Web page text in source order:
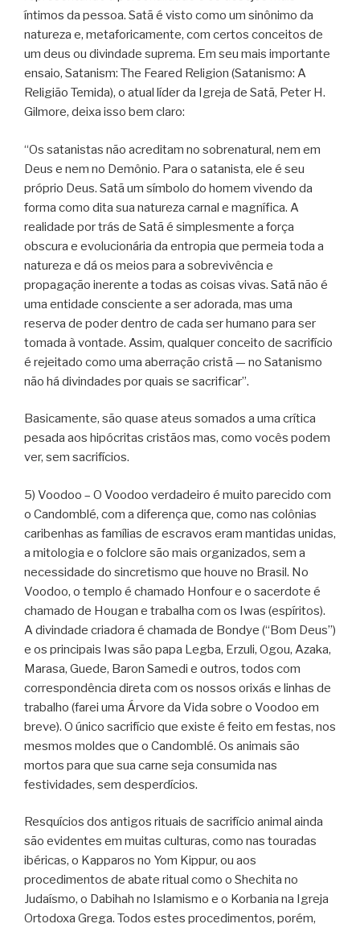
íntimos da pessoa. Satã é visto como um sinônimo da
natureza e, metaforicamente, com certos conceitos de
um deus ou divindade suprema. Em seu mais importante
ensaio, Satanism: The Feared Religion (Satanismo: A
Religião Temida), o atual líder da Igreja de Satã, Peter H.
Gilmore, deixa isso bem claro:
“Os satanistas não acreditam no sobrenatural, nem em
Deus e nem no Demônio. Para o satanista, ele é seu
próprio Deus. Satã um símbolo do homem vivendo da
forma como dita sua natureza carnal e magnífica. A
realidade por trás de Satã é simplesmente a força
obscura e evolucionária da entropia que permeia toda a
natureza e dá os meios para a sobrevivência e
propagação inerente a todas as coisas vivas. Satã não é
uma entidade consciente a ser adorada, mas uma
reserva de poder dentro de cada ser humano para ser
tomada à vontade. Assim, qualquer conceito de sacrifício
é rejeitado como uma aberração cristã — no Satanismo
não há divindades por quais se sacrificar”.
Basicamente, são quase ateus somados a uma crítica
pesada aos hipócritas cristãos mas, como vocês podem
ver, sem sacrifícios.
5) Voodoo – O Voodoo verdadeiro é muito parecido com
o Candomblé, com a diferença que, como nas colônias
caribenhas as famílias de escravos eram mantidas unidas,
a mitologia e o folclore são mais organizados, sem a
necessidade do sincretismo que houve no Brasil. No
Voodoo, o templo é chamado Honfour e o sacerdote é
chamado de Hougan e trabalha com os Iwas (espíritos).
A divindade criadora é chamada de Bondye (“Bom Deus”)
e os principais Iwas são papa Legba, Erzuli, Ogou, Azaka,
Marasa, Guede, Baron Samedi e outros, todos com
correspondência direta com os nossos orixás e linhas de
trabalho (farei uma Árvore da Vida sobre o Voodoo em
breve). O único sacrifício que existe é feito em festas, nos
mesmos moldes que o Candomblé. Os animais são
mortos para que sua carne seja consumida nas
festividades, sem desperdícios.
Resquícios dos antigos rituais de sacrifício animal ainda
são evidentes em muitas culturas, como nas touradas
ibéricas, o Kapparos no Yom Kippur, ou aos
procedimentos de abate ritual como o Shechita no
Judaísmo, o Dabihah no Islamismo e o Korbania na Igreja
Ortodoxa Grega. Todos estes procedimentos, porém,